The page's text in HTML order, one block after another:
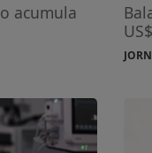
acumula